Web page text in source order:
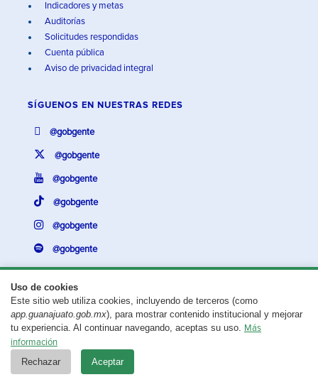
Uso de cookies
Este sitio web utiliza cookies, incluyendo de terceros (como
app.guanajuato.gob.mx), para mostrar contenido institucional y mejorar
tu experiencia. Al continuar navegando, aceptas su uso. Más
información
Rechazar Aceptar
Indicadores y metas
Auditorías
Solicitudes respondidas
Cuenta pública
Aviso de privacidad integral
SÍGUENOS EN NUESTRAS REDES
@gobgente
@gobgente
@gobgente
@gobgente
@gobgente
@gobgente
¿Existe algún problema con esta página?Repórtalo aquí.
Aviso legal